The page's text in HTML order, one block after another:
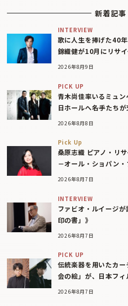
新着記事
INTERVIEW
歌に人生を捧げた40
錦織健が10月にリサ
2026年8月9日
PICK UP
青木尚佳率いるミュ
日ホールへ――名手たち
2026年8月8日
Pick Up
桑原志織 ピアノ・リ
－オール・ショパン
2026年8月7日
INTERVIEW
ファビオ・ルイージ
印の書」》
2026年8月7日
PICK UP
伝統楽器を用いたカ
会の絵」が、日本フィ
2026年8月7日